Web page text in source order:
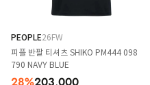
PEOPLE26FW
피플 반팔 티셔츠 SHIKO PM444 098
790 NAVY BLUE